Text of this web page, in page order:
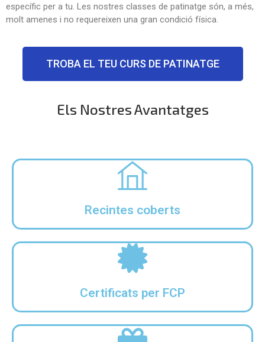
específic per a tu. Les nostres classes de patinatge són, a més,
molt amenes i no requereixen una gran condició física.
TROBA EL TEU CURS DE PATINATGE
Els Nostres Avantatges
Recintes coberts
Certificats per FCP